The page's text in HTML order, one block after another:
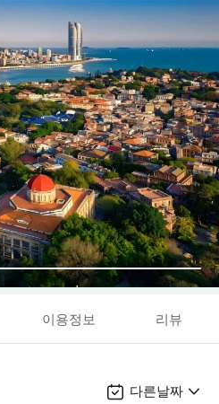
이용정보 리뷰
다른날짜